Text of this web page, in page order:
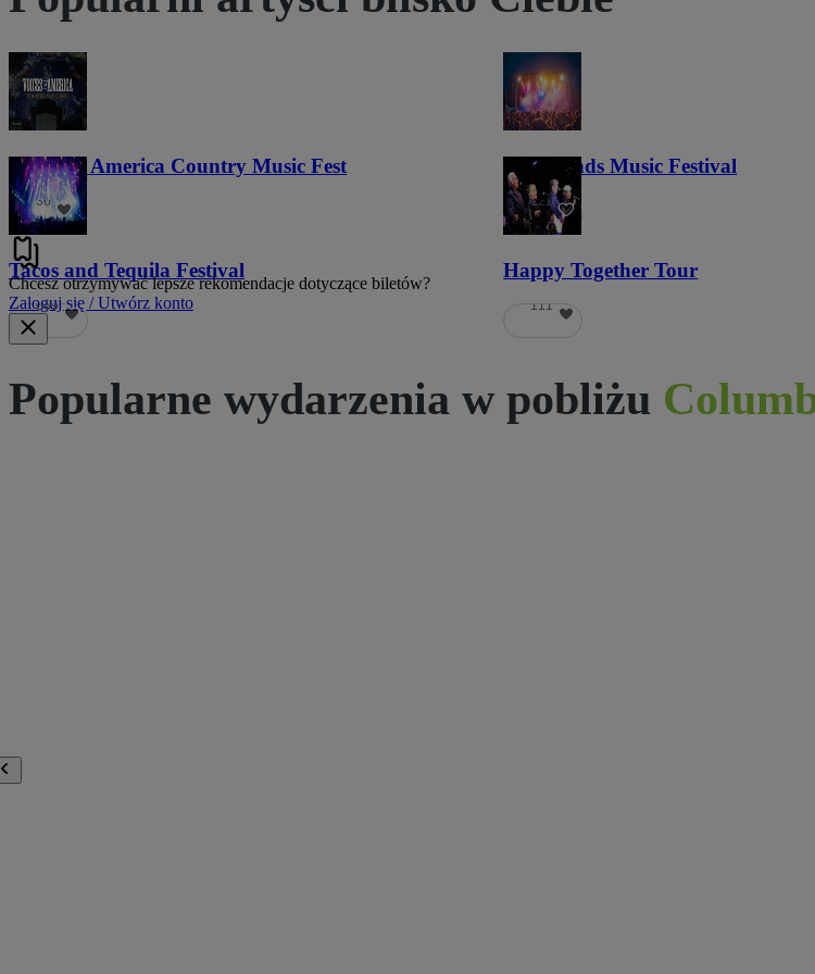
Voices of America Country Music Fest
36
Lost Lands Music Festival
121
Tacos and Tequila Festival
689
Happy Together Tour
111
Chcesz otrzymywać lepsze rekomendacje dotyczące biletów?
Zaloguj się / Utwórz konto
Popularne wydarzenia w pobliżu